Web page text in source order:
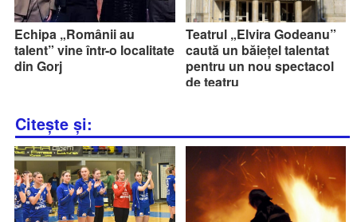
Echipa „Românii au
talent” vine într-o localitate
din Gorj
Teatrul „Elvira Godeanu”
caută un băiețel talentat
pentru un nou spectacol
de teatru
Citește și: